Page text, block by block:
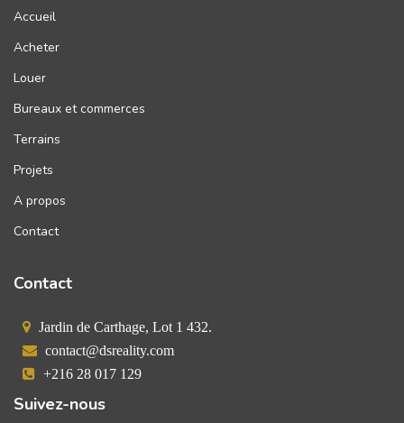
Accueil
Acheter
Louer
Bureaux et commerces
Terrains
Projets
A propos
Contact
Contact
Jardin de Carthage, Lot 1 432.
contact@dsreality.com
+216 28 017 129
Suivez-nous